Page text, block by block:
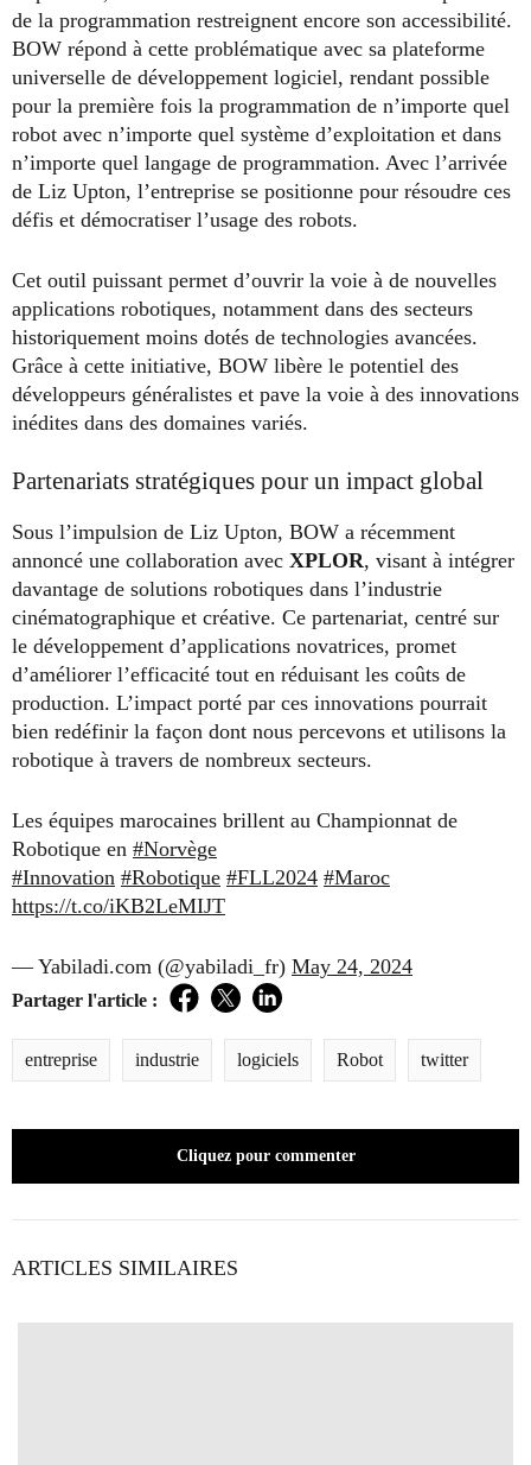
de la programmation restreignent encore son accessibilité.
BOW répond à cette problématique avec sa plateforme
universelle de développement logiciel, rendant possible
pour la première fois la programmation de n’importe quel
robot avec n’importe quel système d’exploitation et dans
n’importe quel langage de programmation. Avec l’arrivée
de Liz Upton, l’entreprise se positionne pour résoudre ces
défis et démocratiser l’usage des robots.
Cet outil puissant permet d’ouvrir la voie à de nouvelles
applications robotiques, notamment dans des secteurs
historiquement moins dotés de technologies avancées.
Grâce à cette initiative, BOW libère le potentiel des
développeurs généralistes et pave la voie à des innovations
inédites dans des domaines variés.
Partenariats stratégiques pour un impact global
Sous l’impulsion de Liz Upton, BOW a récemment
annoncé une collaboration avec XPLOR, visant à intégrer
davantage de solutions robotiques dans l’industrie
cinématographique et créative. Ce partenariat, centré sur
le développement d’applications novatrices, promet
d’améliorer l’efficacité tout en réduisant les coûts de
production. L’impact porté par ces innovations pourrait
bien redéfinir la façon dont nous percevons et utilisons la
robotique à travers de nombreux secteurs.
Les équipes marocaines brillent au Championnat de
Robotique en #Norvège
#Innovation #Robotique #FLL2024 #Maroc
https://t.co/iKB2LeMIJT
— Yabiladi.com (@yabiladi_fr) May 24, 2024
Partager l'article : Facebook
TwitterLinkedIn
entreprise industrie logiciels Robot twitter
Cliquez pour commenter
ARTICLES SIMILAIRES